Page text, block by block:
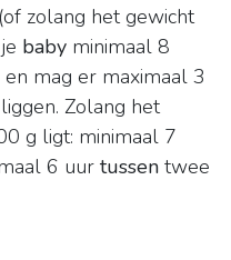
zolang het gewicht
baby minimaal 8
mag er maximaal 3
liggen. Zolang het
g ligt: minimaal 7
6 uur tussen twee